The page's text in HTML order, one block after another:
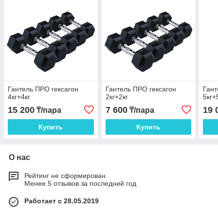
Гантель ПРО гексагон
4кг+4кг
15 200 ₸/пара
Купить
Гантель ПРО гексагон
2кг+2кг
7 600₸/пара
Купить
19
О нас
Рейтинг не сформирован
Менее 5 отзывов за последний год
Работает с 28.05.2019